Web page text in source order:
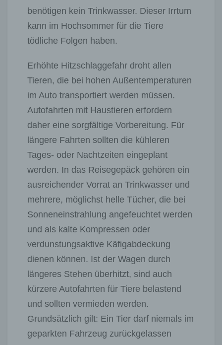
benötigen kein Trinkwasser. Dieser Irrtum
kann im Hochsommer für die Tiere
tödliche Folgen haben.
Erhöhte Hitzschlaggefahr droht allen
Tieren, die bei hohen Außentemperaturen
im Auto transportiert werden müssen.
Autofahrten mit Haustieren erfordern
daher eine sorgfältige Vorbereitung. Für
längere Fahrten sollten die kühleren
Tages- oder Nachtzeiten eingeplant
werden. In das Reisegepäck gehören ein
ausreichender Vorrat an Trinkwasser und
mehrere, möglichst helle Tücher, die bei
Sonneneinstrahlung angefeuchtet werden
und als kalte Kompressen oder
verdunstungsaktive Käfigabdeckung
dienen können. Ist der Wagen durch
längeres Stehen überhitzt, sind auch
kürzere Autofahrten für Tiere belastend
und sollten vermieden werden.
Grundsätzlich gilt: Ein Tier darf niemals im
geparkten Fahrzeug zurückgelassen